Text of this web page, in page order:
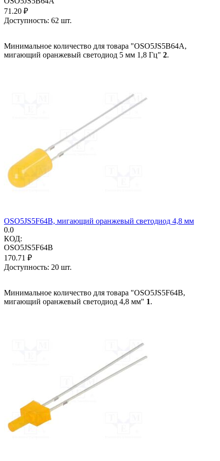
71.20 ₽
Доступность: 62 шт.
Минимальное количество для товара "OSO5JS5B64A,
мигающий оранжевый светодиод 5 мм 1,8 Гц" 2.
OSO5JS5F64B, мигающий оранжевый светодиод 4,8 мм
0.0
КОД:
OSO5JS5F64B
170.71 ₽
Доступность: 20 шт.
Минимальное количество для товара "OSO5JS5F64B,
мигающий оранжевый светодиод 4,8 мм" 1.